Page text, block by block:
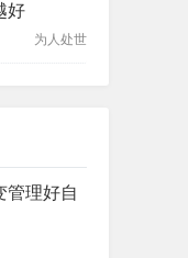
好
为人处世
管理好自